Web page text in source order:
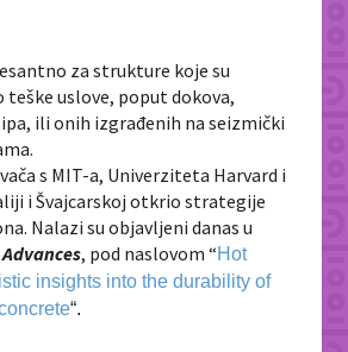
za strukture koje su
teške uslove, poput dokova,
ili onih izgrađenih na seizmički
s MIT-a, Univerziteta Harvard i
i Švajcarskoj otkrio strategije
Nalazi su objavljeni danas u
, pod naslovom “Hot
insights into the durability of
“.